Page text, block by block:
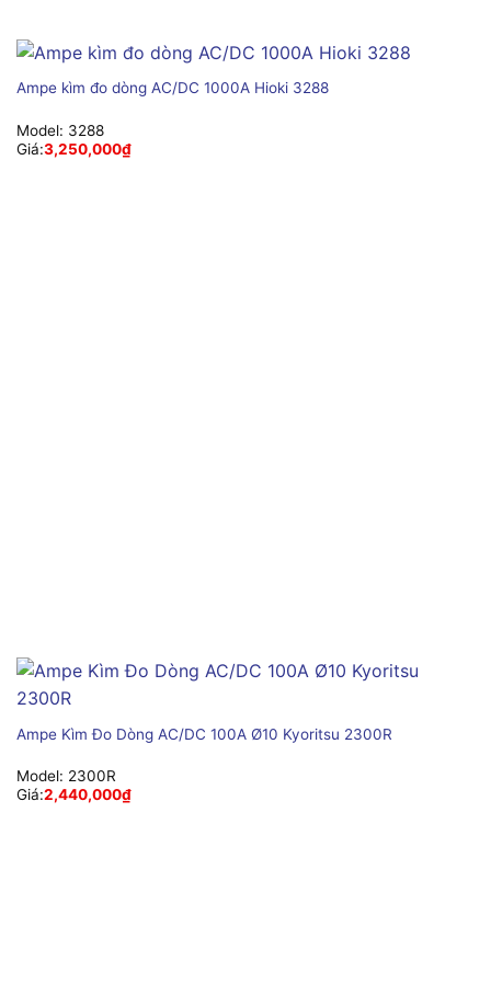
Ampe kìm đo dòng AC/DC 1000A Hioki 3288
Model: 3288
Giá:3,250,000₫
Ampe Kìm Đo Dòng AC/DC 100A Ø10 Kyoritsu 2300R
Model: 2300R
Giá:2,440,000₫